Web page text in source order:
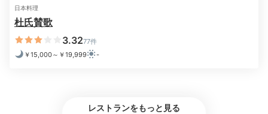
リングワインがいただけるため、朝から贅沢気分に浸れ
ます♪
朝食はギリガンズアイランドで。卵料理のスフレオムレ
日本料理
杜氏賛歌
3.3277件
￥15,000～￥19,999
-
レストランをもっと見る